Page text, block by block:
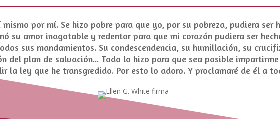
mismo por mí. Se hizo pobre para que yo, por su pobreza, pudiera ser
su amor inagotable y redentor para que mi corazón pudiera ser
sus mandamientos. Su condescendencia, su humillación, su
del plan de salvación... Todo lo hizo para que sea posible
la ley que he transgredido. Por esto lo adoro. Y proclamaré de él a